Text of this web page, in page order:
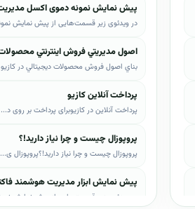
پیش نمایش نمونه دموی اکسل مدیریت
در ویدئوی زیر قسمت‌هایی از پیش نمایش
اصول مديريتي فروش اينترنتي
بناي اصول فروش محصولات ديجيتالي در
پرداخت آنلاین کازیو
پرداخت آنلاین در کازیوبرای پرداخت بر روی د...
پروپوزال چیست و چرا نیاز دارید!؟
پروپوزال چیست و چرا نیاز دارید!؟پروپوزال ی...
پیش نمایش ابزار مدیریت هوشمند
در ویدئوی زیر قسمت‌هایی از پیش نمایش